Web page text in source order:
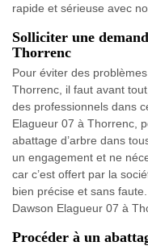
rapide et sérieuse avec
Solliciter une
Thorrenc
Pour éviter des
Thorrenc, il faut avant
des professionnels dans
Elagueur 07 à Thorrenc,
abattage d’arbre dans
un engagement et ne
car c’est offert par la
bien précise et sans
Dawson Elagueur 07 à
Procéder à un